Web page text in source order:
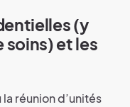
(y
soins) et les
réunion d’unités